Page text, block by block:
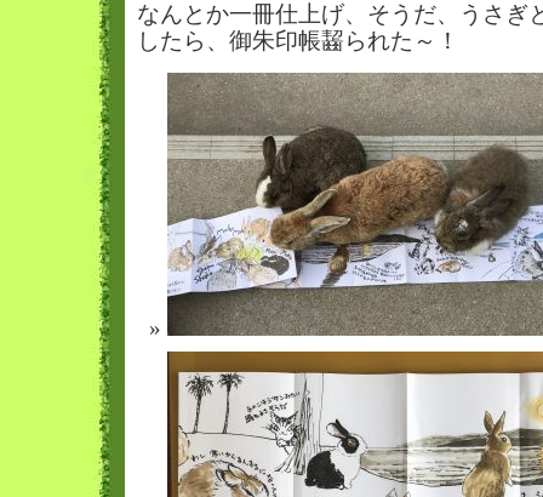
なんとか一冊仕上げ、そうだ、うさぎ
したら、御朱印帳齧られた～！